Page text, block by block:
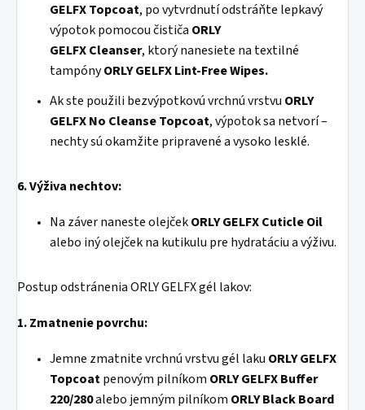
GELFXTopcoat, po vytvrdnutí odstráňte lepkavý
výpotok pomocou čističa ORLY
GELFXCleanser, ktorý nanesiete na textilné
tampónyORLY GELFX Lint-Free Wipes.
Ak ste použili bezvýpotkovú vrchnú vrstvu ORLY
GELFXNo Cleanse Topcoat, výpotok sa netvorí –
nechty sú okamžite pripravené a vysoko lesklé.
6. Výživa nechtov:
Na záver naneste olejčekORLY GELFX Cuticle Oil
alebo iný olejček na kutikulu pre hydratáciu a výživu.
Postup odstránenia ORLY GELFX gél lakov:
1. Zmatnenie povrchu:
Jemne zmatnite vrchnú vrstvu gél laku ORLY GELFX
Topcoatpenovým pilníkom ORLY GELFX Buffer
220/280alebo jemným pilníkom ORLY Black Board